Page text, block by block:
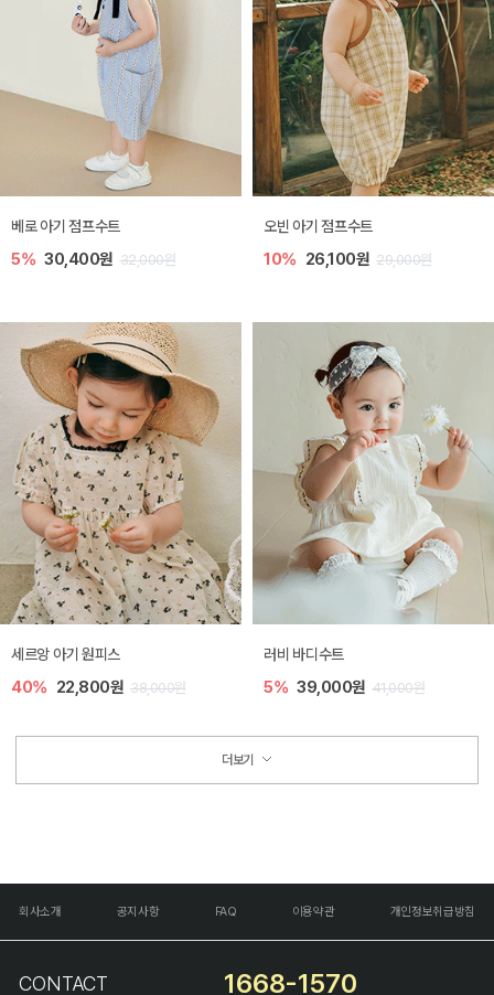
베로 아기 점프수트
5% 30,400원 32,000원
오빈 아기 점프수트
10% 26,100원 29,000원
세르앙 아기 원피스
40% 22,800원 38,000원
러비 바디수트
5% 39,000원 41,000원
더보기
회사소개 공지사항 FAQ 이용약관 개인정보취급방침
CONTACT 1668-1570